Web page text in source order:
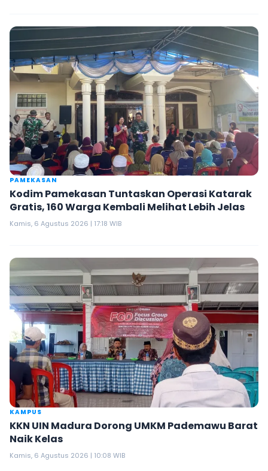
PAMEKASAN
Kodim Pamekasan Tuntaskan Operasi Katarak
Gratis, 160 Warga Kembali Melihat Lebih Jelas
Kamis, 6 Agustus 2026 | 17:18 WIB
KAMPUS
KKN UIN Madura Dorong UMKM Pademawu Barat
Naik Kelas
Kamis, 6 Agustus 2026 | 10:08 WIB